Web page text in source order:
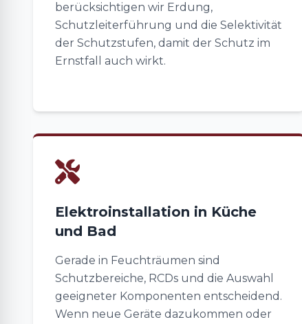
berücksichtigen wir Erdung,
Schutzleiterführung und die Selektivität
der Schutzstufen, damit der Schutz im
Ernstfall auch wirkt.
Elektroinstallation in Küche
und Bad
Gerade in Feuchträumen sind
Schutzbereiche, RCDs und die Auswahl
geeigneter Komponenten entscheidend.
Wenn neue Geräte dazukommen oder